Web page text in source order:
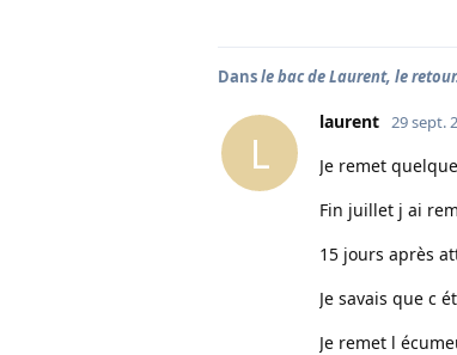
Dansle bac de Laurent, le
L
laurent 29 sept.
Je remet
Fin juillet j ai
15 jours après
Je savais que c
Je remet l